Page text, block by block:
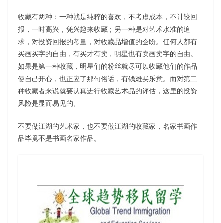
收藏有两种：一种就是纯粹的喜欢，不考虑成本，不计较回
报，一时高兴，凭兴趣来收藏；另一种是对艺术水准的追
求，对投资回报的考量，对收藏品增值的企盼。任何人都有
买画买字的自由，有买才有卖，明星也有卖画卖字的自由。
如果是第一种收藏，明星们的粉丝就尽可以收藏他们的作品
使自己开心，也正应了那句俗话，有钱难买乐意。而对第二
种收藏者来说就要认真进行收藏艺术品的评估，这里的投资
风险是显而易见的。
不要做江湖的艺术家，也不要做江湖的收藏家，名家书画作
品毕竟不是书画名家作品。